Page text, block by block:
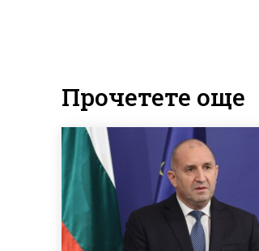
Прочетете още